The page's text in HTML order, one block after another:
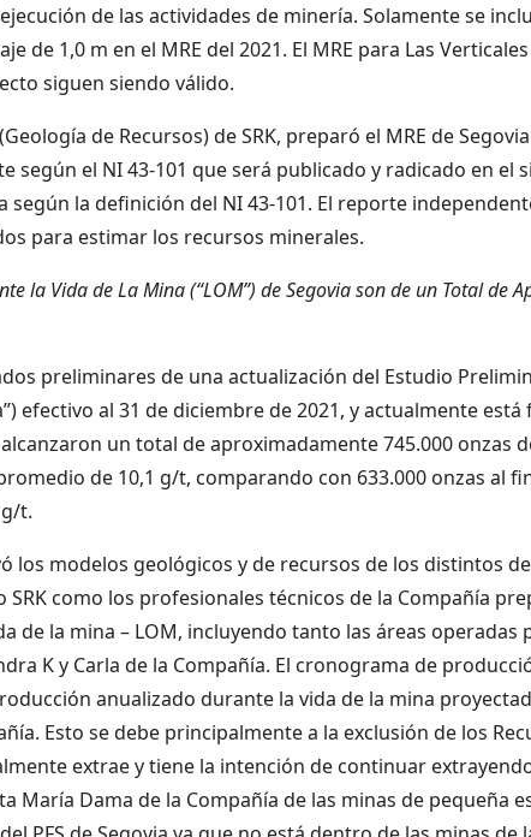
de las actividades de minería. Solamente se
de 1,0 m en el MRE del 2021. El MRE para Las
siguen siendo válido.
de Recursos) de SRK, preparó el MRE de
el NI 43-101 que será publicado y radicado en el
según la definición del NI 43-101. El reporte
para estimar los recursos minerales.
la Vida de La Mina (“LOM”) de Segovia son de un Total
preliminares de una actualización del Estudio
efectivo al 31 de diciembre de 2021, y actualmente
un total de aproximadamente 745.000 onzas
de 10,1 g/t, comparando con 633.000 onzas al
t.
los modelos geológicos y de recursos de los
SRK como los profesionales técnicos de la Compañía
de la mina – LOM, incluyendo tanto las áreas
K y Carla de la Compañía. El cronograma de
anualizado durante la vida de la mina
Esto se debe principalmente a la exclusión de los
extrae y tiene la intención de continuar
María Dama de la Compañía de las minas de pequeña